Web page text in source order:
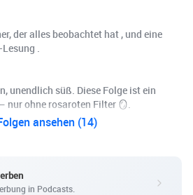
der alles beobachtet hat , und eine
.
unendlich süß. Diese Folge ist ein
nur ohne rosaroten Filter 🪞.
ansehen (14)
in Podcasts.